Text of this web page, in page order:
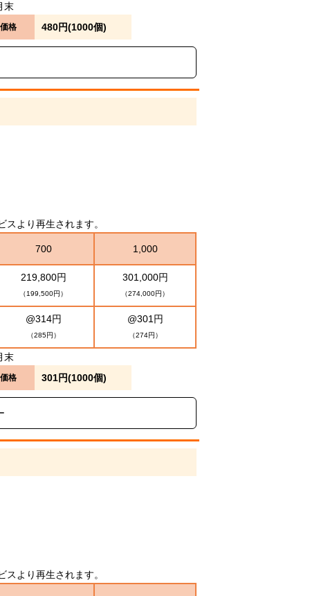
末
格 480円(1000個)
より再生されます。
700 1,000
219,800円
（199,500円）
301,000円
（274,000円）
@314円
（285円）
@301円
（274円）
末
格 301円(1000個)
より再生されます。